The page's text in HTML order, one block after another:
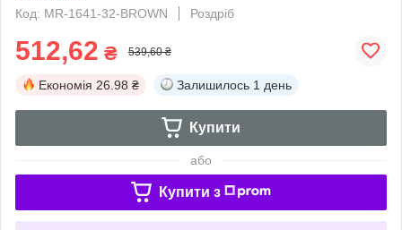
Код: MR-1641-32-BROWN
Роздріб
512,62 ₴ 539,60 ₴
Економія 26.98 ₴ Залишилось 1 день
Купити
або
Купити з